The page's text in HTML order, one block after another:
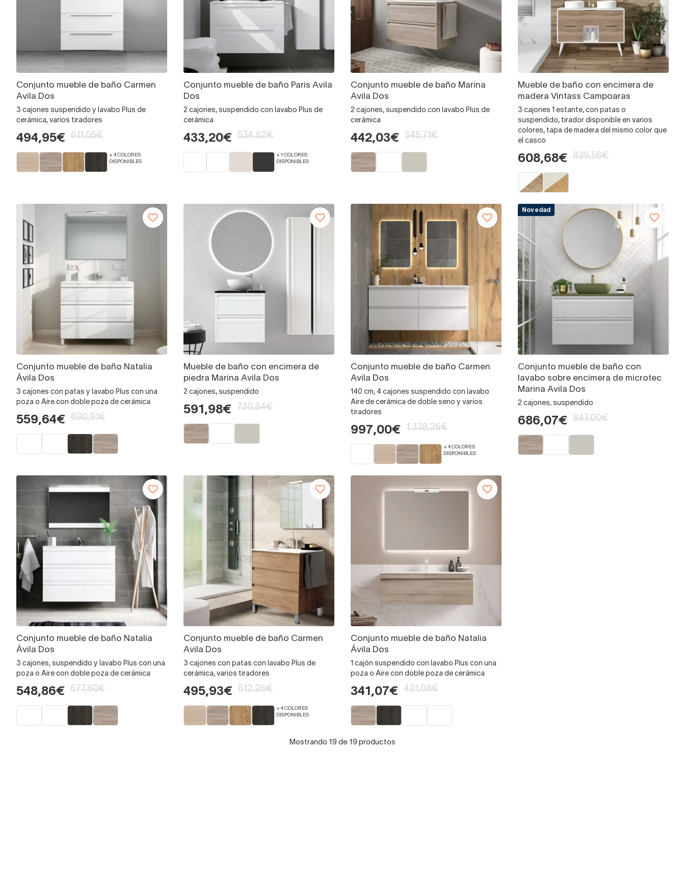
Conjunto mueble de baño Carmen
Avila Dos
3 cajones suspendido y lavabo Plus de
cerámica, varios tiradores
494,95€ 611,05€
+ 4 COLORES
DISPONIBLES
Conjunto mueble de baño Paris Avila
Dos
2 cajones, suspendido con lavabo Plus de
cerámica
433,20€ 534,82€
+ 1 COLORES
DISPONIBLES
Conjunto mueble de baño Marina
Avila Dos
2 cajones, suspendido con lavabo Plus de
cerámica
442,03€ 545,71€
Mueble de baño con encimera de
madera Vintass Campoaras
3 cajones 1 estante, con patas o
suspendido, tirador disponible en varios
colores, tapa de madera del mismo color que
el casco
608,68€ 839,56€
Conjunto mueble de baño Natalia
Ávila Dos
3 cajones con patas y lavabo Plus con una
poza o Aire con doble poza de cerámica
559,64€ 690,91€
Mueble de baño con encimera de
piedra Marina Avila Dos
2 cajones, suspendido
591,98€ 730,84€
Conjunto mueble de baño Carmen
Avila Dos
140 cm, 4 cajones suspendido con lavabo
Aire de cerámica de doble seno y varios
tiradores
997,00€ 1.338,26€
+ 4 COLORES
DISPONIBLES
Novedad
Conjunto mueble de baño con
lavabo sobre encimera de microtec
Marina Avila Dos
2 cajones, suspendido
686,07€ 847,00€
Conjunto mueble de baño Natalia
Ávila Dos
3 cajones, suspendido y lavabo Plus con una
poza o Aire con doble poza de cerámica
548,86€ 677,60€
Conjunto mueble de baño Carmen
Avila Dos
3 cajones con patas con lavabo Plus de
cerámica, varios tiradores
495,93€ 612,26€
+ 4 COLORES
DISPONIBLES
Conjunto mueble de baño Natalia
Ávila Dos
1 cajón suspendido con lavabo Plus con una
poza o Aire con doble poza de cerámica
341,07€ 421,08€
Mostrando 19 de 19 productos